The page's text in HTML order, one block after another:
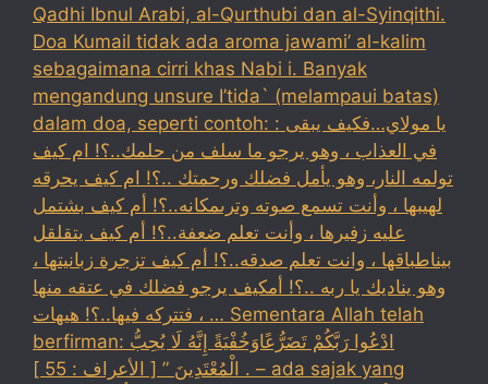
Qadhi Ibnul Arabi, al-Qurthubi dan al-Syinqithi.
Doa Kumail tidak ada aroma jawami’ al-kalim
sebagaimana cirri khas Nabi i. Banyak
mengandung unsure I’tida` (melampaui batas)
dalam doa, seperti contoh: : يا مولاي…فكيف يبقى
في العذاب ، وهو يرجو ما سلف من حلمك..؟! ام كيف
تولمه النار، وهو يأمل فضلك ورحمتك ..؟! ام كيف يحرقه
لهيبها ، وأنت تسمع صوته وترىمكانه..؟! أم كيف بشتمل
عليه زفيرها ، وأنت تعلم ضعفة..؟! أم كيف يتقلقل
بيناطباقها ، وانت تعلم صدقه..؟! أم كيف تزجرة زبانيتها ،
وهو يناديك يا ربه ..؟! أمكيف يرجو فضلك في عتقه منها
، فتتركه فيها..؟! هيهات … Sementara Allah telah
berfirman: ادْعُوا رَبَّكُمْ تَضَرُّعًاوَخُفْيَةً إِنَّهُ لَا يُحِبُّ
الْمُعْتَدِينَ ” [ الأعراف : 55 ] . – ada sajak yang